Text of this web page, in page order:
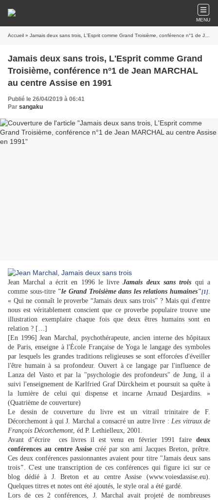
MENU
Accueil » Jamais deux sans trois, L'Esprit comme Grand Troisième, conférence n°1 de Jean MARCHAL au centre Assise en 1991
Jamais deux sans trois, L'Esprit comme Grand
Troisième, conférence n°1 de Jean MARCHAL
au centre Assise en 1991
Publié le 26/04/2019 à 06:41
Par sangaku
Jean Marchal a écrit en 1996 le livreJamais deux sans trois qui a
comme sous-titre"le Grand Troisième dans les relations humaines"[1].
« Qui ne connaît le proverbe “Jamais deux sans trois” ? Mais qui d'entre
nous est véritablement conscient que ce proverbe populaire trouve une
illustration exemplaire chaque fois que deux êtres humains sont en
relation ? […]
[En 1996] Jean Marchal, psychothérapeute, ancien interne des hôpitaux
de Paris, enseigne à l'École Française de Yoga le langage des symboles
par lesquels les grandes traditions religieuses se sont efforcées d'éveiller
l'être humain à sa profondeur. Ouvert à ce langage par l'influence de
Lanza del Vasto et par la "psychologie des profondeurs" de Jung, il a
suivi l'enseignement de Karlfried Graf Dürckheim et poursuit sa quête à
la lumière de celui qui dispense et incarne Arnaud Desjardins. »
(Quatrième de couverture)
Le dessin de couverture du livre est un vitrail trinitaire de F.
Décorchemont à qui J. Marchal a consacré un autre livre :Les vitraux de
François Décorchemont, éd P. Lethielleux, 2001.
Avant d"écrire ces livres il est venu en février 1991 faire deux
conférences au centre Assisecréé par son ami Jacques Breton, prêtre.
Ces deux conférences passionnantes avaient pour titre "Jamais deux sans
trois". C'est une transcription de ces conférences qui figure ici sur ce
blog dédié à J. Breton et au centre Assise (www.voiesdassise.eu).
Quelques titres et notes ont été ajoutés, le style oral a été gardé.
Lors de ces 2 conférences, J. Marchal avait projeté de nombreuses